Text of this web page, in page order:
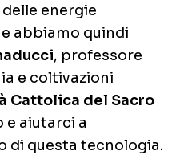
energie
abbiamo quindi
, professore
e coltivazioni
Cattolica del Sacro
e aiutarci a
di questa tecnologia.